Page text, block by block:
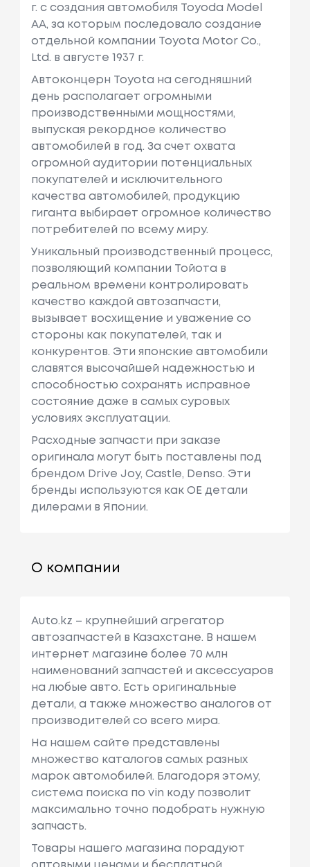
г. с создания автомобиля Toyoda Model
AA, за которым последовало создание
отдельной компании Toyota Motor Co.,
Ltd. в августе 1937 г.
Автоконцерн Toyota на сегодняшний
день располагает огромными
производственными мощностями,
выпуская рекордное количество
автомобилей в год. За счет охвата
огромной аудитории потенциальных
покупателей и исключительного
качества автомобилей, продукцию
гиганта выбирает огромное количество
потребителей по всему миру.
Уникальный производственный процесс,
позволяющий компании Тойота в
реальном времени контролировать
качество каждой автозапчасти,
вызывает восхищение и уважение со
стороны как покупателей, так и
конкурентов. Эти японские автомобили
славятся высочайшей надежностью и
способностью сохранять исправное
состояние даже в самых суровых
условиях эксплуатации.
Расходные запчасти при заказе
оригинала могут быть поставлены под
брендом Drive Joy, Castle, Denso. Эти
бренды используются как ОЕ детали
дилерами в Японии.
О компании
Auto.kz – крупнейший агрегатор
автозапчастей в Казахстане. В нашем
интернет магазине более 70 млн
наименований запчастей и аксессуаров
на любые авто. Есть оригинальные
детали, а также множество аналогов от
производителей со всего мира.
На нашем сайте представлены
множество каталогов самых разных
марок автомобилей. Благодоря этому,
система поиска по vin коду позволит
максимально точно подобрать нужную
запчасть.
Товары нашего магазина порадуют